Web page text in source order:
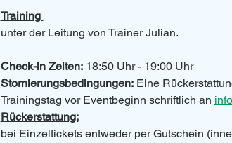
Training
unter der Leitung von Trainer Julian.
Check-in Zeiten: 18:50 Uhr - 19:00 Uhr
Stornierungsbedingungen: Eine
Trainingstag vor Eventbeginn schriftlich an
Rückerstattung:
bei Einzeltickets entweder per Gutschein